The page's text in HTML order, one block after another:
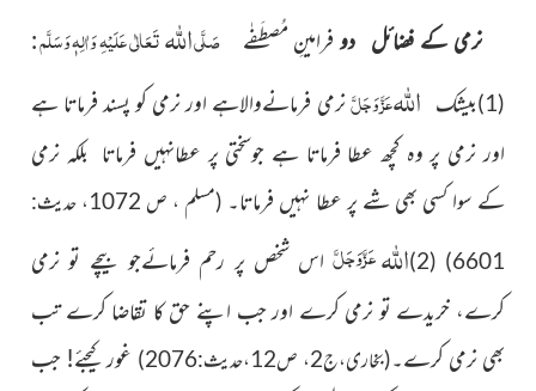
نرمی کے فضائل دوفرامینِ مُصطَفٰے صَلَّیاللہتَعَالٰی عَلَیْہِ وَاٰلِہٖ وَسَلَّم:
(1) بیشک اللہعَزَّ وَجَلَّنرمی فرمانےوالاہے اور نرمی کو پسندفرماتا ہے
اور نرمی پر وہ کچھ عطا فرماتا ہے جوسختی پر عطانہیں فرماتا بلکہ نرمی
کے سوا کسی بھی شے پر عطا نہیں فرماتا۔
(مسلم ، ص 1072، حدیث:
6601)
(2) اللہعَزَّوَجَلَّ اس شخص پر رحم فرمائےجو بیچے تو نرمی
کرے، خریدے تونرمی کرے اور جب اپنے حق کا تقاضا کرے تب
بھی نرمی کرے۔(بخاری،ج2، ص12،حدیث:2076)
غور کیجئے! جب